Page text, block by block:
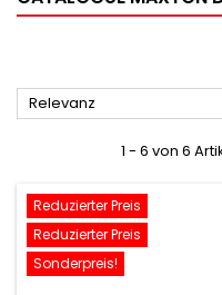
Relevanz
1 - 6 von 6
Reduzierter Preis
Reduzierter Preis
Sonderpreis!